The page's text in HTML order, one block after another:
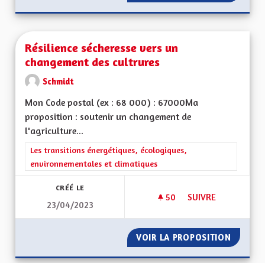
Résilience sécheresse vers un
changement des cultrures
Schmidt
Mon Code postal (ex : 68 000) : 67000Ma
proposition : soutenir un changement de
l'agriculture...
Filtrer les résultats de la catégorie : Les transitions
Les transitions énergétiques, écologiques,
environnementales et climatiques
CRÉÉ LE
23/04/2023
50 50 ABONNÉS
SUIVRE
VOIR LA PROPOSITION